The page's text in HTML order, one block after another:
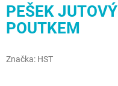
PEŠEK
POUTKEM
Značka: HST